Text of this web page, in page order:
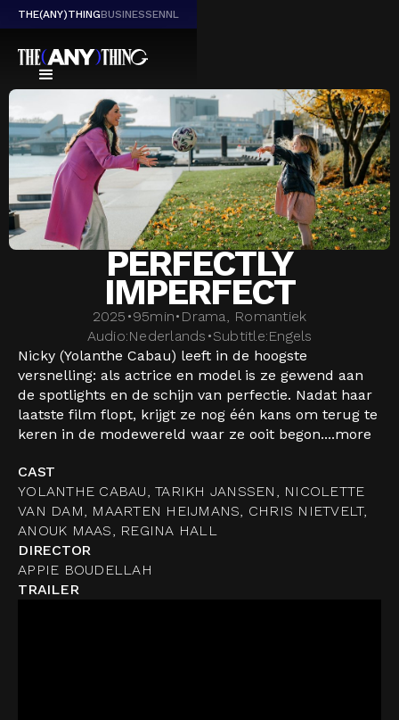
THE(ANY)THINGBUSINESSENNL
PERFECTLY
IMPERFECT
2025 •95min• Drama, Romantiek
Audio:Nederlands •Subtitle:Engels
Nicky (Yolanthe Cabau) leeft in de hoogste
versnelling: als actrice en model is ze gewend aan
de spotlights en de schijn van perfectie. Nadat haar
laatste film flopt, krijgt ze nog één kans om terug te
keren in de modewereld waar ze ooit begon....more
CAST
YOLANTHE CABAU, TARIKH JANSSEN, NICOLETTE
VAN DAM, MAARTEN HEIJMANS, CHRIS NIETVELT,
ANOUK MAAS, REGINA HALL
DIRECTOR
APPIE BOUDELLAH
TRAILER